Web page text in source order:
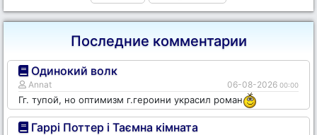
Последние комментарии
Одинокий волк
Annat 06-08-2026 00:00
Гг. тупой, но оптимизм г.героини украсил роман
Гаррі Поттер і Таємна кімната